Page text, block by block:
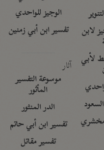
لابن
لأبي
الوجيز للواحدي
تفسير ابن أبي زمنين
آثار
موسوعة التفسير
المأثور
الدر المنثور
تفسير ابن أبي حاتم
تفسير مقاتل